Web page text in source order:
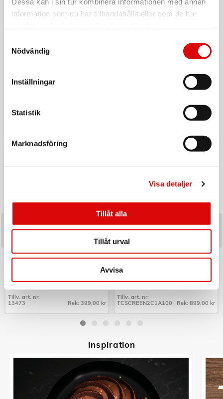
information som du har tillhandahållit eller som de har
Nödvändig
Inställningar
Statistik
Marknadsföring
Visa detaljer
Tillåt alla
Tillåt urval
Avvisa
Ladda upp inför hösten med ett handplockat sortiment av
produkter utvalda för säsongens efterfrågan och
NEXA
Brandsläckare Linné 2kg 13A
Art nr:
13473
Tillv. art. nr:
13473
Rek: 399,00 kr
CELLY
Laddare 100W PD/QC med
display
Art nr:
TCSCREEN2C1A100
Tillv. art. nr:
TCSCREEN2C1A100
Rek: 899,00 kr
Inspiration